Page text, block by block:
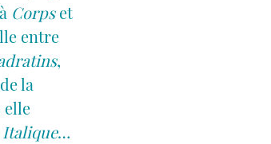
Corpset
entre
,
la
elle
Italique…